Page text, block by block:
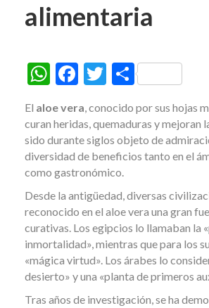
alimentaria
W
at
s
A
p
p
F
e
b
o
o
k
T
itt
er
C
m
p
ar
ti
r
El aloe vera, conocido por sus hojas
curan heridas, quemaduras y mejoran
sido durante siglos objeto de
diversidad de beneficios tanto en el
como gastronómico.
Desde la antigüedad, diversas
reconocido en el aloe vera una gran
curativas. Los egipcios lo llamaban la
inmortalidad», mientras que para los
«mágica virtud». Los árabes lo
desierto» y una «planta de primeros
Tras años de investigación, se ha